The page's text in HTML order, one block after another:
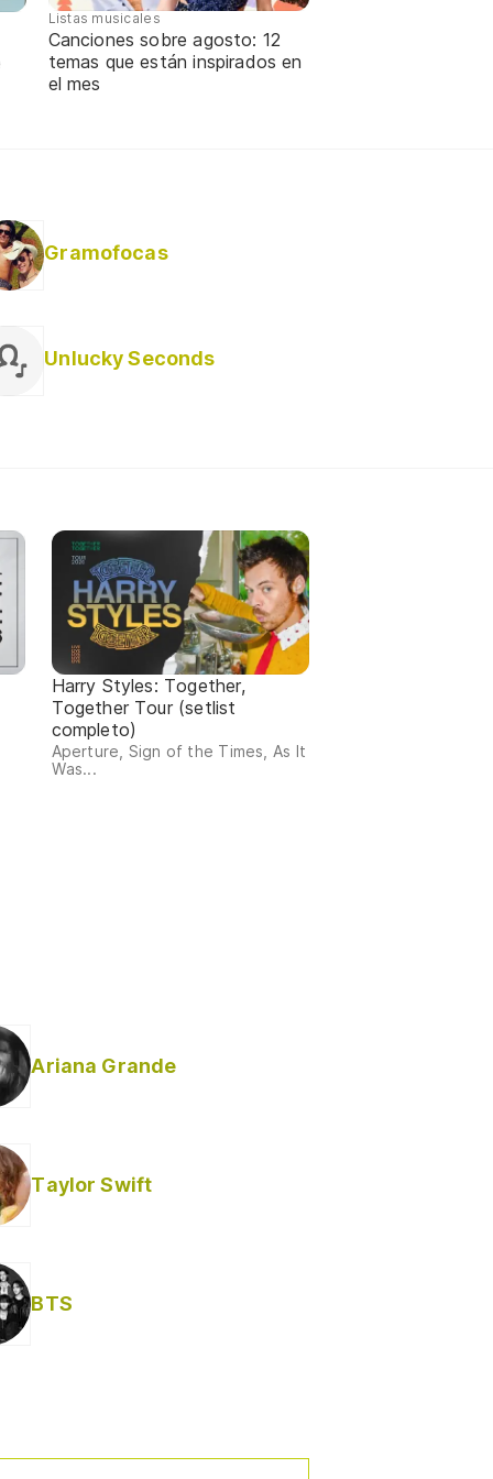
Listas musicales
Canciones sobre agosto: 12
temas que están inspirados en
el mes
Gramofocas
Unlucky Seconds
Harry Styles: Together,
Together Tour (setlist
completo)
Aperture, Sign of the Times, As It
Was...
Ariana Grande
Taylor Swift
BTS